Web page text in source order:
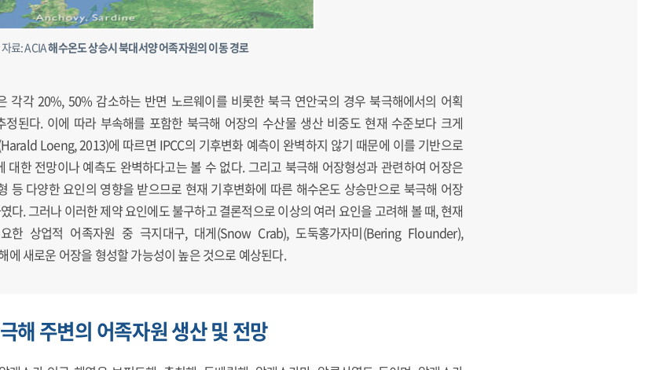
자료: ACIA해수온도 상승시 북대서양 어족자원의 이동 경로
각각 20%, 50% 감소하는 반면 노르웨이를 비롯한 북극 연안국의 경우 북극해에서의 어획
된다. 이에 따라 부속해를 포함한 북극해 어장의 수산물 생산 비중도 현재 수준보다 크게
Loeng, 2013)에 따르면 IPCC의 기후변화 예측이 완벽하지 않기 때문에 이를 기반으로
대한 전망이나 예측도 완벽하다고는 볼 수 없다. 그리고 북극해 어장형성과 관련하여 어장은
등 다양한 요인의 영향을 받으므로 현재 기후변화에 따른 해수온도 상승만으로 북극해 어장
다. 그러나 이러한 제약 요인에도 불구하고 결론적으로 이상의 여러 요인을 고려해 볼 때, 현재
한 상업적 어족자원 중 극지대구, 대게(Snow Crab), 도둑홍가자미(Bering Flounder),
에 새로운 어장을 형성할 가능성이 높은 것으로 예상된다.
해 주변의 어족자원 생산 및 전망